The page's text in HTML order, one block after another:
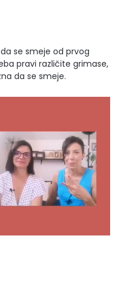
se smeje od prvog
pravi različite grimase,
da se smeje.